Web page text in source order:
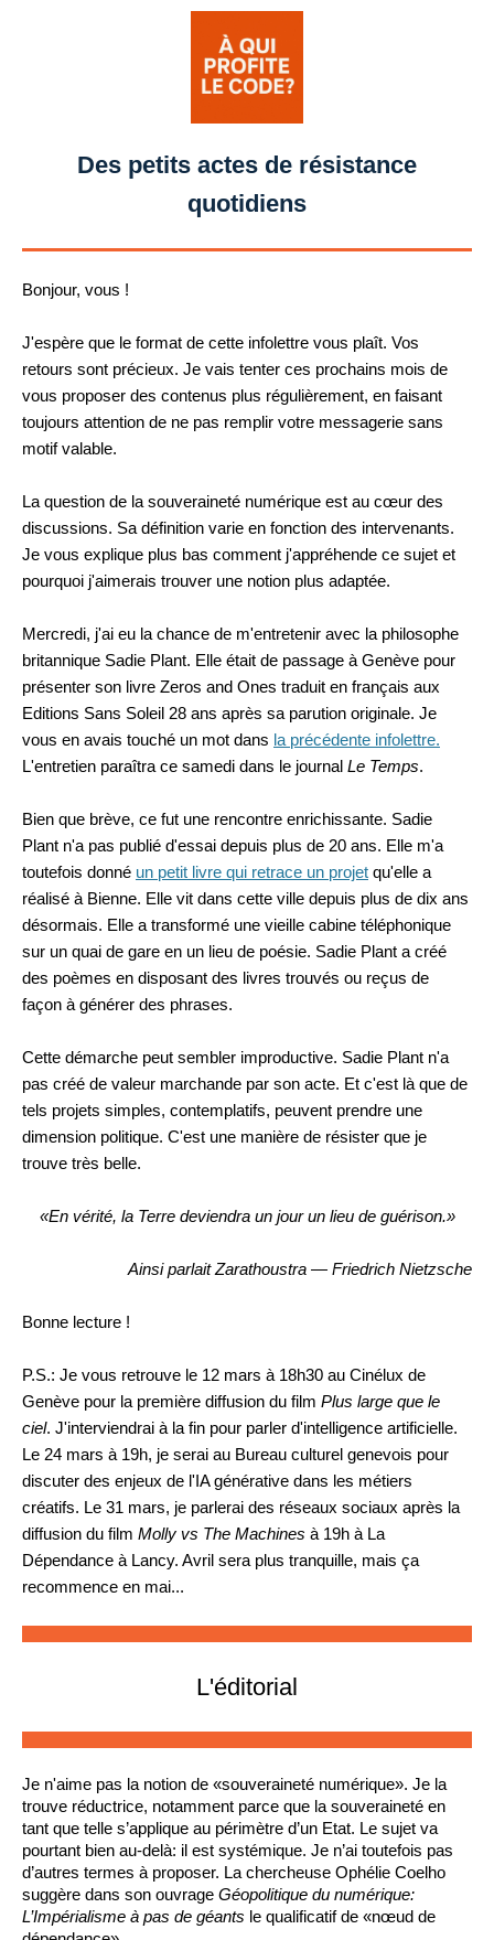
Des petits actes de résistance
quotidiens
Bonjour, vous !
J'espère que le format de cette infolettre vous plaît. Vos
retours sont précieux. Je vais tenter ces prochains mois de
vous proposer des contenus plus régulièrement, en faisant
toujours attention de ne pas remplir votre messagerie sans
motif valable.
La question de la souveraineté numérique est au cœur des
discussions. Sa définition varie en fonction des intervenants.
Je vous explique plus bas comment j'appréhende ce sujet et
pourquoi j'aimerais trouver une notion plus adaptée.
Mercredi, j'ai eu la chance de m'entretenir avec la philosophe
britannique Sadie Plant. Elle était de passage à Genève pour
présenter son livre Zeros and Ones traduit en français aux
Editions Sans Soleil 28 ans après sa parution originale. Je
vous en avais touché un mot dans la précédente infolettre.
L'entretien paraîtra ce samedi dans le journal Le Temps.
Bien que brève, ce fut une rencontre enrichissante. Sadie
Plant n'a pas publié d'essai depuis plus de 20 ans. Elle m'a
toutefois donné un petit livre qui retrace un projet qu'elle a
réalisé à Bienne. Elle vit dans cette ville depuis plus de dix ans
désormais. Elle a transformé une vieille cabine téléphonique
sur un quai de gare en un lieu de poésie. Sadie Plant a créé
des poèmes en disposant des livres trouvés ou reçus de
façon à générer des phrases.
Cette démarche peut sembler improductive. Sadie Plant n'a
pas créé de valeur marchande par son acte. Et c'est là que de
tels projets simples, contemplatifs, peuvent prendre une
dimension politique. C'est une manière de résister que je
trouve très belle.
«En vérité, la Terre deviendra un jour un lieu de guérison.»
Ainsi parlait Zarathoustra — Friedrich Nietzsche
Bonne lecture !
P.S.: Je vous retrouve le 12 mars à 18h30 au Cinélux de
Genève pour la première diffusion du film Plus large que le
ciel. J'interviendrai à la fin pour parler d'intelligence artificielle.
Le 24 mars à 19h, je serai au Bureau culturel genevois pour
discuter des enjeux de l'IA générative dans les métiers
créatifs. Le 31 mars, je parlerai des réseaux sociaux après la
diffusion du film Molly vs The Machines à 19h à La
Dépendance à Lancy. Avril sera plus tranquille, mais ça
recommence en mai...
L'éditorial
Je n'aime pas la notion de «souveraineté numérique». Je la
trouve réductrice, notamment parce que la souveraineté en
tant que telle s’applique au périmètre d’un Etat. Le sujet va
pourtant bien au-delà: il est systémique. Je n’ai toutefois pas
d’autres termes à proposer. La chercheuse Ophélie Coelho
suggère dans son ouvrage Géopolitique du numérique:
L’Impérialisme à pas de géants le qualificatif de «nœud de